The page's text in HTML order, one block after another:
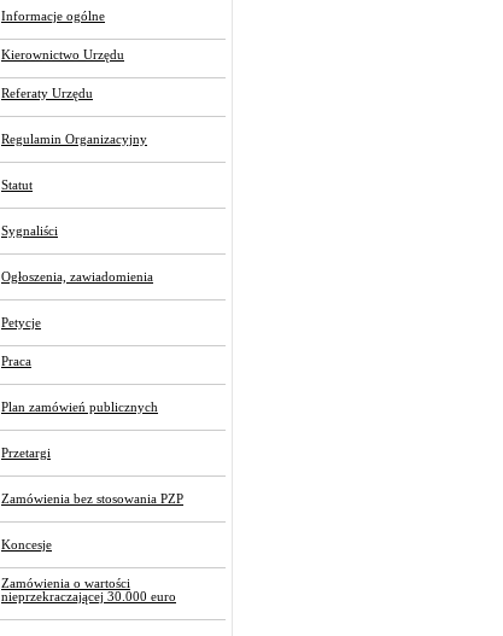
Informacje ogólne
Kierownictwo Urzędu
Referaty Urzędu
Regulamin Organizacyjny
Statut
Sygnaliści
Ogłoszenia, zawiadomienia
Petycje
Praca
Plan zamówień publicznych
Przetargi
Zamówienia bez stosowania PZP
Koncesje
Zamówienia o wartości
nieprzekraczającej 30.000 euro